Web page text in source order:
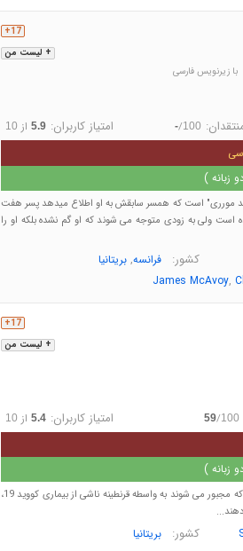
+ لیست من
17+
با زیرنویس فارسی
-/100 امتیاز کاربران: 5.9 از 10
زبانه )
مورری" است که همسر سابقش به او اطلاع میدهد پسر هفت
است ولی به زودی متوجه می شوند که او گم نشده بلکه او را
کشور: فرانسه, بریتانیا
James McAvoy,
+ لیست من
17+
59/100 امتیاز کاربران: 5.4 از 10
زبانه )
داستان این فیلم درباره زن و شوهری است که مجبور می شوند به واسطه قرنطینه ناشی از بیماری کووید 19،
کشور: بریتانیا